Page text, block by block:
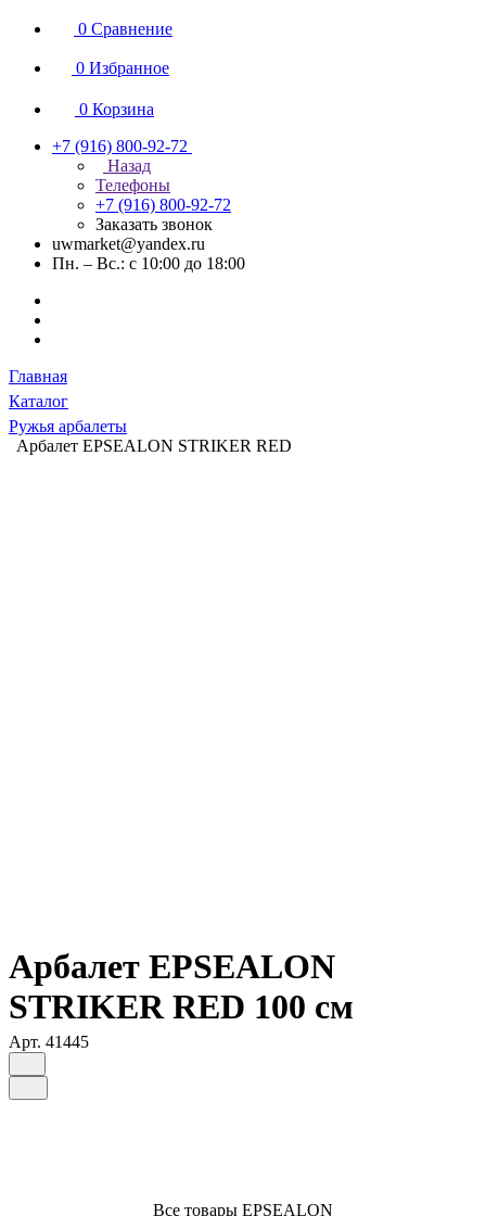
0 Сравнение
0 Избранное
0 Корзина
+7 (916) 800-92-72
Назад
Телефоны
+7 (916) 800-92-72
Заказать звонок
uwmarket@yandex.ru
Пн. – Вс.: с 10:00 до 18:00
Главная
Каталог
Ружья арбалеты
Арбалет EPSEALON STRIKER RED
Арбалет EPSEALON
STRIKER RED 100 см
Арт. 41445
Все товары EPSEALON